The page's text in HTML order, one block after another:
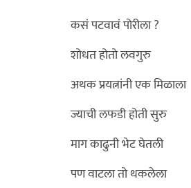
कसं पटवावं पोरीला ?
शोधत होतो लवगुरु
अथक प्रयत्नांनी एक मिळाला
ज्याची लफडी होती सुरु
माग काढुनी भेट घेतली
पण वाटला तो थकलेला